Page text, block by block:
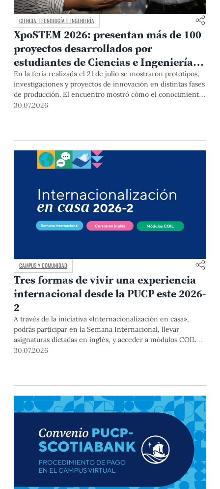
CIENCIA, TECNOLOGÍA E INGENIERÍA
XpoSTEM 2026: presentan más de 100
proyectos desarrollados por
estudiantes de Ciencias e Ingeniería
PUCP orientados a atender
necesidades del país
En la feria realizada el 21 de julio se mostraron prototipos,
investigaciones y proyectos de innovación en distintas fases
de producción. El encuentro mostró cómo el conocimiento
adquirido en las aulas puede responder a desafíos concretos
30.07.2026
CAMPUS Y COMUNIDAD
Tres formas de vivir una experiencia
internacional desde la PUCP este 2026-
2
A través de la iniciativa «Internacionalización en casa»,
podrás participar en la Semana Internacional, llevar
asignaturas dictadas en inglés, y acceder a módulos COIL
junto con estudiantes y docentes de universidades
30.07.2026